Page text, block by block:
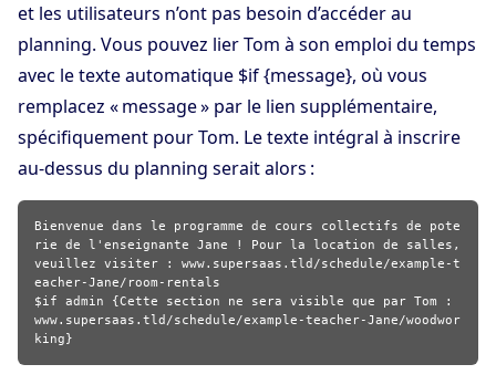
et les utilisateurs n’ont pas besoin d’accéder au
planning. Vous pouvez lier Tom à son emploi du temps
avec le texte automatique $if {message}, où vous
remplacez « message » par le lien supplémentaire,
spécifiquement pour Tom. Le texte intégral à inscrire
au-dessus du planning serait alors :
Bienvenue dans le programme de cours collectifs de pote
rie de l'enseignante Jane ! Pour la location de salles,
veuillez visiter : www.supersaas.tld/schedule/example-t
eacher-Jane/room-rentals
$if admin {Cette section ne sera visible que par Tom :
www.supersaas.tld/schedule/example-teacher-Jane/woodwor
king}